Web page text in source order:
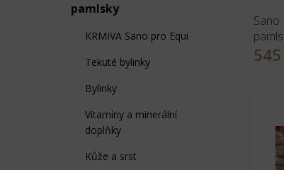
pamlsky
KRMIVA Sano pro Equi
Tekuté bylinky
Bylinky
Vitamíny a minerální
doplňky
Kůže a srst
Sano